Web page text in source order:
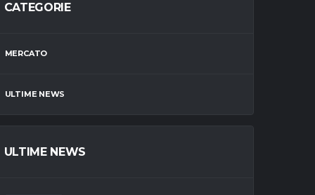
CATEGORIE
MERCATO
ULTIME NEWS
ULTIME NEWS